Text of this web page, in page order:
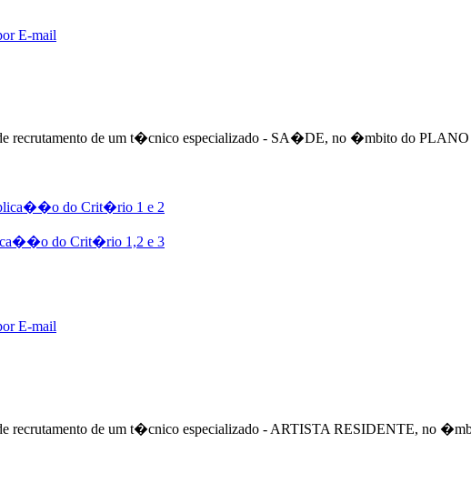
recrutamento de um t�cnico especializado - SA�DE, no �mbito do
do Crit�rio 1 e 2
do Crit�rio 1,2 e 3
recrutamento de um t�cnico especializado - ARTISTA RESIDENTE, no